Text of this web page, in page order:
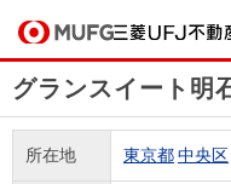
買いたい
売りたい
グランスイート明
所在地 東京都中央区